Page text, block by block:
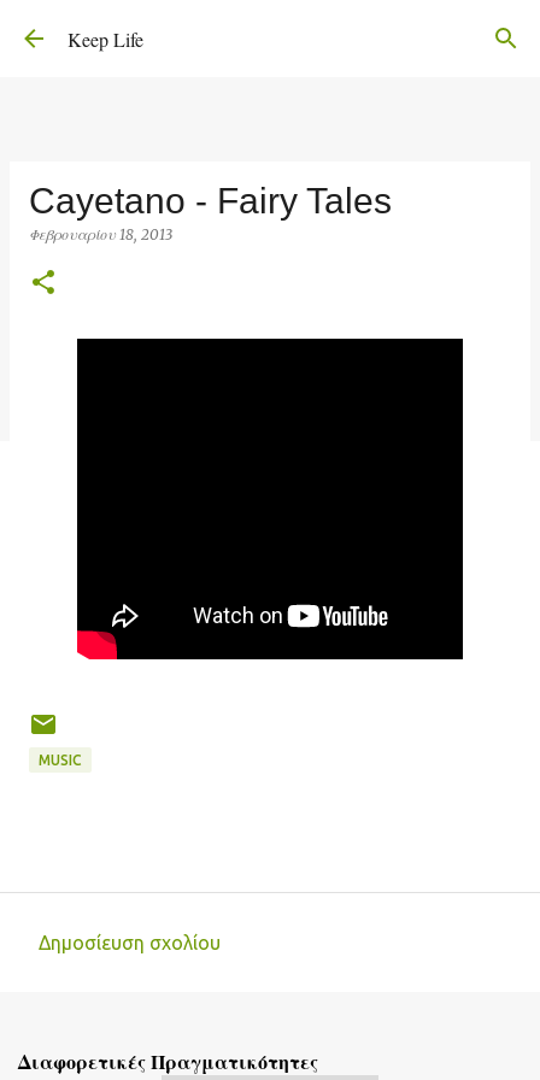
Μετάβαση στο κύριο περιεχόμενο
Keep Life
Cayetano - Fairy Tales
Φεβρουαρίου 18, 2013
MUSIC
λ
Δημοσίευση σχολίου
Διαφορετικές Πραγματικότητες